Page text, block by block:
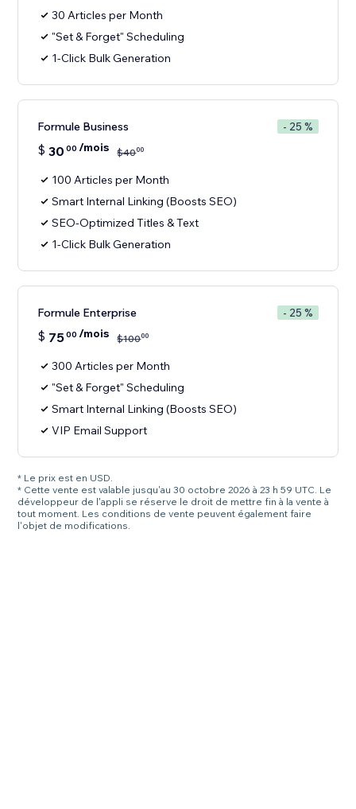
30 Articles per Month
"Set & Forget" Scheduling
1-Click Bulk Generation
Formule Business - 25 %
$ 30 00 /mois $4000
100 Articles per Month
Smart Internal Linking (Boosts SEO)
SEO-Optimized Titles & Text
1-Click Bulk Generation
Formule Enterprise - 25 %
$ 7500 /mois $10000
300 Articles per Month
"Set & Forget" Scheduling
Smart Internal Linking (Boosts SEO)
VIP Email Support
* Le prix est en USD.
* Cette vente est valable jusqu'au 30 octobre 2026 à 23 h 59 UTC. Le
développeur de l'appli se réserve le droit de mettre fin à la vente à
tout moment. Les conditions de vente peuvent également faire
l'objet de modifications.